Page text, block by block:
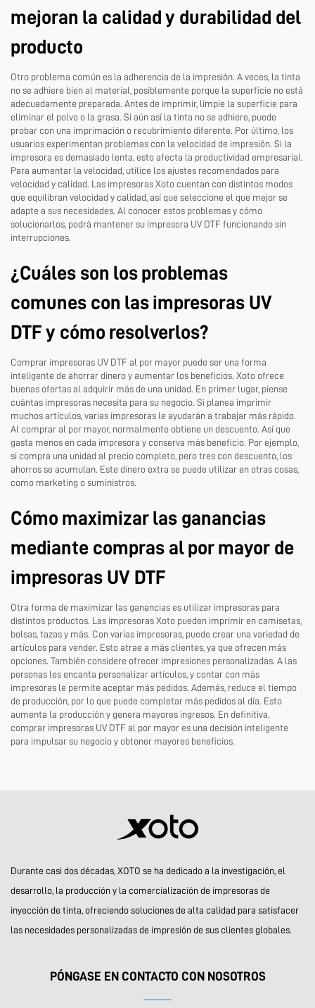
mejoran la calidad y durabilidad del
producto
Otro problema común es la adherencia de la impresión. A veces, la tinta
no se adhiere bien al material, posiblemente porque la superficie no está
adecuadamente preparada. Antes de imprimir, limpie la superficie para
eliminar el polvo o la grasa. Si aún así la tinta no se adhiere, puede
probar con una imprimación o recubrimiento diferente. Por último, los
usuarios experimentan problemas con la velocidad de impresión. Si la
impresora es demasiado lenta, esto afecta la productividad empresarial.
Para aumentar la velocidad, utilice los ajustes recomendados para
velocidad y calidad. Las impresoras Xoto cuentan con distintos modos
que equilibran velocidad y calidad, así que seleccione el que mejor se
adapte a sus necesidades. Al conocer estos problemas y cómo
solucionarlos, podrá mantener su impresora UV DTF funcionando sin
interrupciones.
¿Cuáles son los problemas
comunes con las impresoras UV
DTF y cómo resolverlos?
Comprar impresoras UV DTF al por mayor puede ser una forma
inteligente de ahorrar dinero y aumentar los beneficios. Xoto ofrece
buenas ofertas al adquirir más de una unidad. En primer lugar, piense
cuántas impresoras necesita para su negocio. Si planea imprimir
muchos artículos, varias impresoras le ayudarán a trabajar más rápido.
Al comprar al por mayor, normalmente obtiene un descuento. Así que
gasta menos en cada impresora y conserva más beneficio. Por ejemplo,
si compra una unidad al precio completo, pero tres con descuento, los
ahorros se acumulan. Este dinero extra se puede utilizar en otras cosas,
como marketing o suministros.
Cómo maximizar las ganancias
mediante compras al por mayor de
impresoras UV DTF
Otra forma de maximizar las ganancias es utilizar impresoras para
distintos productos. Las impresoras Xoto pueden imprimir en camisetas,
bolsas, tazas y más. Con varias impresoras, puede crear una variedad de
artículos para vender. Esto atrae a más clientes, ya que ofrecen más
opciones. También considere ofrecer impresiones personalizadas. A las
personas les encanta personalizar artículos, y contar con más
impresoras le permite aceptar más pedidos. Además, reduce el tiempo
de producción, por lo que puede completar más pedidos al día. Esto
aumenta la producción y genera mayores ingresos. En definitiva,
comprar impresoras UV DTF al por mayor es una decisión inteligente
para impulsar su negocio y obtener mayores beneficios.
Durante casi dos décadas, XOTO se ha dedicado a la investigación, el
desarrollo, la producción y la comercialización de impresoras de
inyección de tinta, ofreciendo soluciones de alta calidad para satisfacer
las necesidades personalizadas de impresión de sus clientes globales.
PÓNGASE EN CONTACTO CON NOSOTROS